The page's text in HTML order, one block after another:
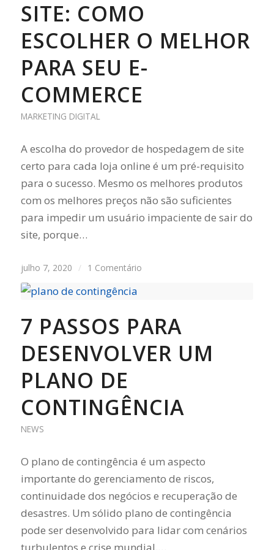
SITE: COMO
ESCOLHER O MELHOR
PARA SEU E-
COMMERCE
MARKETING DIGITAL
A escolha do provedor de hospedagem de site
certo para cada loja online é um pré-requisito
para o sucesso. Mesmo os melhores produtos
com os melhores preços não são suficientes
para impedir um usuário impaciente de sair do
site, porque…
julho 7, 2020 / 1 Comentário
7 PASSOS PARA
DESENVOLVER UM
PLANO DE
CONTINGÊNCIA
NEWS
O plano de contingência é um aspecto
importante do gerenciamento de riscos,
continuidade dos negócios e recuperação de
desastres. Um sólido plano de contingência
pode ser desenvolvido para lidar com cenários
turbulentos e crise mundial,…